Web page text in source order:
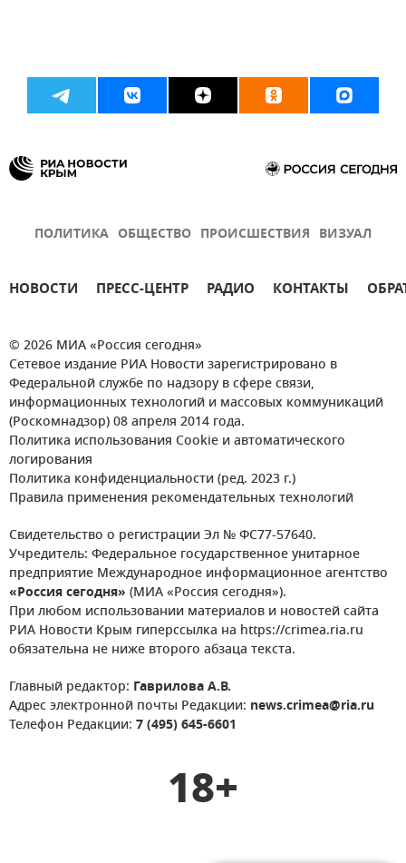
ПОЛИТИКА ОБЩЕСТВО ПРОИСШЕСТВИЯ ВИЗУАЛ
НОВОСТИ ПРЕСС-ЦЕНТР РАДИО КОНТАКТЫ
© 2026 МИА «Россия сегодня»
Сетевое издание РИА Новости зарегистрировано в
Федеральной службе по надзору в сфере связи,
информационных технологий и массовых коммуникаций
(Роскомнадзор) 08 апреля 2014 года.
Политика использования Cookie и автоматического
логирования
Политика конфиденциальности (ред. 2023 г.)
Правила применения рекомендательных технологий
Свидетельство о регистрации Эл № ФС77-57640.
Учредитель: Федеральное государственное унитарное
предприятие Международное информационное агентство
«Россия сегодня» (МИА «Россия сегодня»).
При любом использовании материалов и новостей сайта
РИА Новости Крым гиперссылка на https://crimea.ria.ru
обязательна не ниже второго абзаца текста.
Главный редактор: Гаврилова А.В.
Адрес электронной почты Редакции: news.crimea@ria.ru
Телефон Редакции: 7 (495) 645-6601
18+